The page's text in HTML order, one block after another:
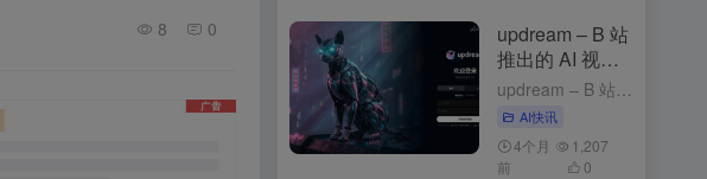
8 0
updream – B 站
推出的 AI 视频
创作助手
updream – B 站推出的 AI 视频创作助手 1周前发布 updream是什么 updream是B站官方推出的专业级AI视频创作助手，专为资深UP主打造。核心功能包括AI智能Agent、个性化...
AI快讯
4个月
前
1,207
0